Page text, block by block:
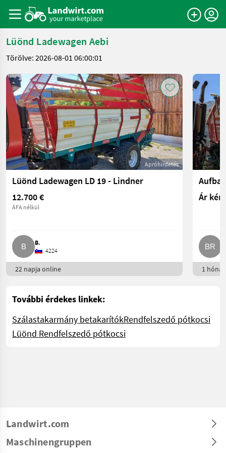
Lüönd Ladewagen Aebi
Törölve: 2026-08-01 06:00:01
Apróhirdetés
Lüönd Ladewagen LD 19 - Lindner
12.700 €
ÁFA nélkül
B.
4224
22 napja online
Ár
1
További érdekes linkek:
Szálastakarmány betakarítókRendfelszedő pótkocsi
Lüönd Rendfelszedő pótkocsi
Landwirt.com
Maschinengruppen